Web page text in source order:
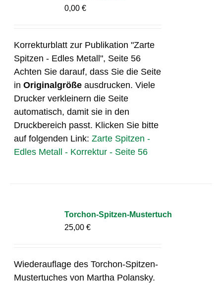
0,00€
Korrekturblatt zur Publikation "Zarte
Spitzen - Edles Metall", Seite 56
Achten Sie darauf, dass Sie die Seite
inOriginalgröße ausdrucken. Viele
Drucker verkleinern die Seite
automatisch, damit sie in den
Druckbereich passt. Klicken Sie bitte
auf folgenden Link:Zarte Spitzen -
Edles Metall - Korrektur - Seite 56
Torchon-Spitzen-Mustertuch
25,00€
Wiederauflage des Torchon-Spitzen-
Mustertuches von Martha Polansky.